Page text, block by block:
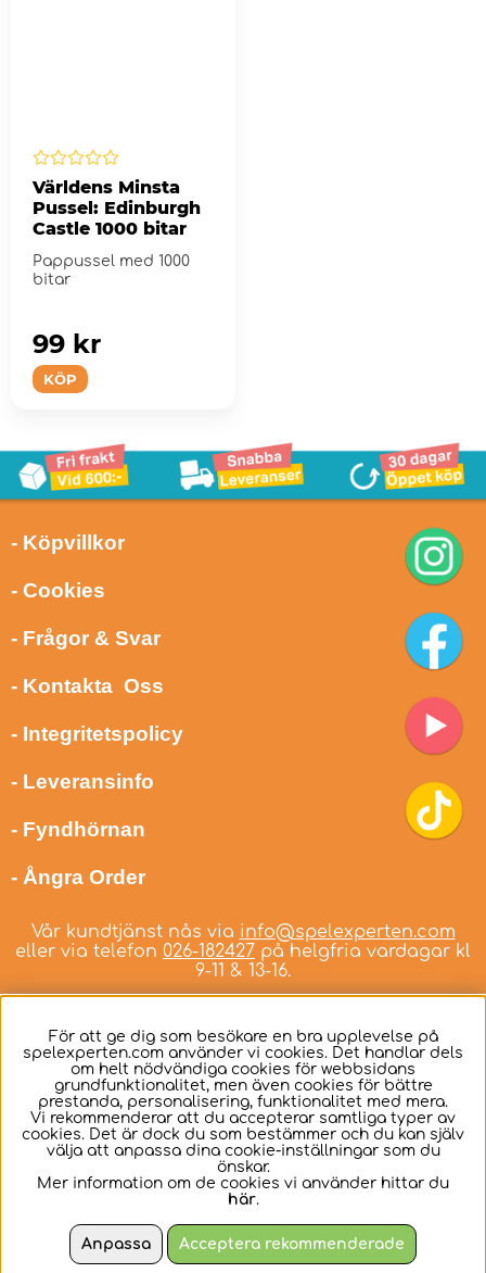
Världens Minsta
Pussel: Edinburgh
Castle 1000 bitar
Pappussel med 1000
bitar
KÖP
99 kr
- Köpvillkor
- Cookies
- Frågor & Svar
- Kontakta Oss
- Integritetspolicy
- Leveransinfo
- Fyndhörnan
- Ångra Order
Vår kundtjänst nås via info@spelexperten.com
eller via telefon 026-182427 på helgfria vardagar kl
9-11 & 13-16.
Svenska
För att ge dig som besökare en bra upplevelse på
spelexperten.com använder vi cookies. Det handlar dels
om helt nödvändiga cookies för webbsidans
grundfunktionalitet, men även cookies för bättre
prestanda, personalisering, funktionalitet med mera.
Vi rekommenderar att du accepterar samtliga typer av
cookies. Det är dock du som bestämmer och du kan själv
välja att anpassa dina cookie-inställningar som du
önskar.
Mer information om de cookies vi använder hittar du
här.
Anpassa Acceptera rekommenderade